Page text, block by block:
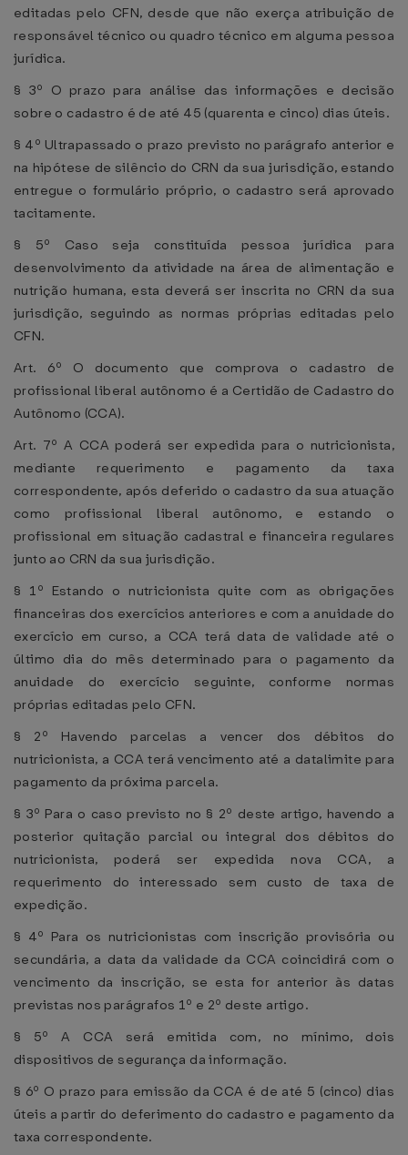
editadas pelo CFN, desde que não exerça atribuição de
responsável técnico ou quadro técnico em alguma pessoa
jurídica.
§ 3º O prazo para análise das informações e decisão
sobre o cadastro é de até 45 (quarenta e cinco) dias úteis.
§ 4º Ultrapassado o prazo previsto no parágrafo anterior e
na hipótese de silêncio do CRN da sua jurisdição, estando
entregue o formulário próprio, o cadastro será aprovado
tacitamente.
§ 5º Caso seja constituída pessoa jurídica para
desenvolvimento da atividade na área de alimentação e
nutrição humana, esta deverá ser inscrita no CRN da sua
jurisdição, seguindo as normas próprias editadas pelo
CFN.
Art. 6º O documento que comprova o cadastro de
profissional liberal autônomo é a Certidão de Cadastro do
Autônomo (CCA).
Art. 7º A CCA poderá ser expedida para o nutricionista,
mediante requerimento e pagamento da taxa
correspondente, após deferido o cadastro da sua atuação
como profissional liberal autônomo, e estando o
profissional em situação cadastral e financeira regulares
junto ao CRN da sua jurisdição.
§ 1º Estando o nutricionista quite com as obrigações
financeiras dos exercícios anteriores e com a anuidade do
exercício em curso, a CCA terá data de validade até o
último dia do mês determinado para o pagamento da
anuidade do exercício seguinte, conforme normas
próprias editadas pelo CFN.
§ 2º Havendo parcelas a vencer dos débitos do
nutricionista, a CCA terá vencimento até a datalimite para
pagamento da próxima parcela.
§ 3º Para o caso previsto no § 2º deste artigo, havendo a
posterior quitação parcial ou integral dos débitos do
nutricionista, poderá ser expedida nova CCA, a
requerimento do interessado sem custo de taxa de
expedição.
§ 4º Para os nutricionistas com inscrição provisória ou
secundária, a data da validade da CCA coincidirá com o
vencimento da inscrição, se esta for anterior às datas
previstas nos parágrafos 1º e 2º deste artigo.
§ 5º A CCA será emitida com, no mínimo, dois
dispositivos de segurança da informação.
§ 6º O prazo para emissão da CCA é de até 5 (cinco) dias
úteis a partir do deferimento do cadastro e pagamento da
taxa correspondente.